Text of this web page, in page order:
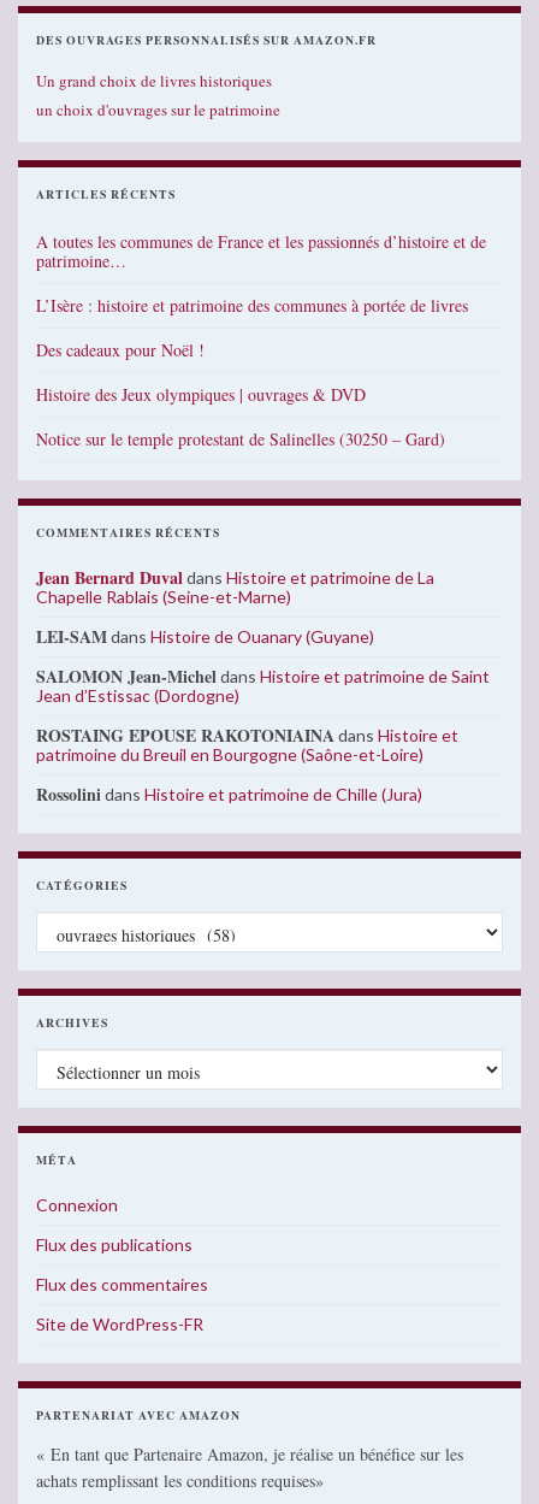
DES OUVRAGES PERSONNALISÉS SUR AMAZON.FR
Un grand choix de livres historiques
un choix d'ouvrages sur le patrimoine
ARTICLES RÉCENTS
A toutes les communes de France et les passionnés d’histoire et de
patrimoine…
L’Isère : histoire et patrimoine des communes à portée de livres
Des cadeaux pour Noël !
Histoire des Jeux olympiques | ouvrages & DVD
Notice sur le temple protestant de Salinelles (30250 – Gard)
COMMENTAIRES RÉCENTS
Jean Bernard Duvaldans Histoire et patrimoine de La
Chapelle Rablais (Seine-et-Marne)
LEI-SAMdans Histoire de Ouanary (Guyane)
SALOMON Jean-Micheldans Histoire et patrimoine de Saint
Jean d’Estissac (Dordogne)
ROSTAING EPOUSE RAKOTONIAINAdans Histoire et
patrimoine du Breuil en Bourgogne (Saône-et-Loire)
Rossolinidans Histoire et patrimoine de Chille (Jura)
CATÉGORIES
ARCHIVES
Archives
MÉTA
Connexion
Flux des publications
Flux des commentaires
Site de WordPress-FR
PARTENARIAT AVEC AMAZON
« En tant que Partenaire Amazon, je réalise un bénéfice sur les
achats remplissant les conditions requises»